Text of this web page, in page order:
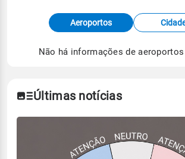
Fonte: dados combinados de
meteorológicas e satélite do Centro
de Tempo e Estudos Climáticos
Aeroportos
Não há informações de
Últimas notícias